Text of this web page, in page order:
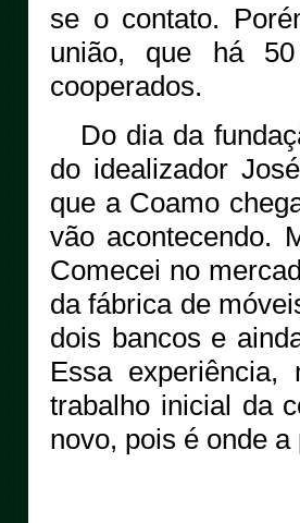
se o contato.
união, que há
cooperados.
Do dia da
do idealizador
que a Coamo
vão acontecendo.
Comecei no
da fábrica de
dois bancos e
Essa
trabalho inicial da
novo, pois é onde